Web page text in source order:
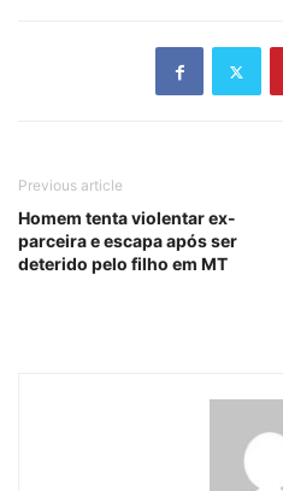
Previous article
Homem tenta violentar ex-
parceira e escapa após ser
deterido pelo filho em MT